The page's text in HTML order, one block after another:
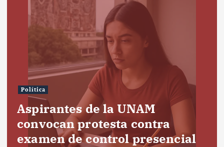
Política
Aspirantes de la UNAM
convocan protesta contra
examen de control presencial